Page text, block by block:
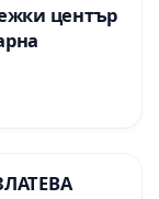
център